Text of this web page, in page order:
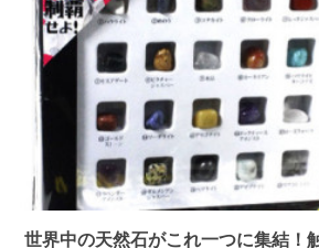
世界中の天然石がこれ一つに集結！